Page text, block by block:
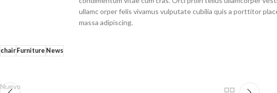
ullamc orper felis vivamus vulputate cubilia quis a porttitor
massa adipiscing.
chairFurniture News
Nuevo